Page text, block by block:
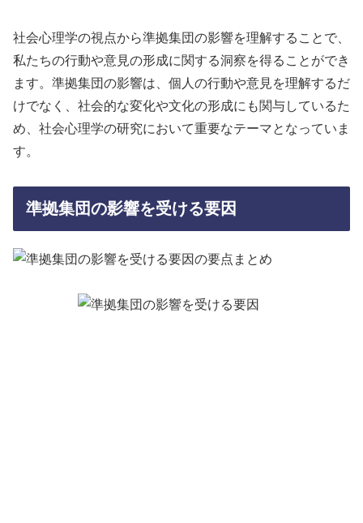
社会心理学の視点から準拠集団の影響を理解することで、
私たちの行動や意見の形成に関する洞察を得ることができ
ます。準拠集団の影響は、個人の行動や意見を理解するだ
けでなく、社会的な変化や文化の形成にも関与しているた
め、社会心理学の研究において重要なテーマとなっていま
す。
準拠集団の影響を受ける要因